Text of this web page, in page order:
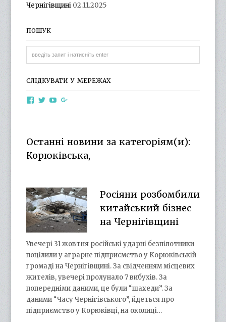
Чернігівщині 02.11.2025
ПОШУК
СЛІДКУВАТИ У МЕРЕЖАХ
ViewViewView
YouTube
Останні новини за категоріям(и):
Корюківська,
Росіяни розбомбили
китайський бізнес
на Чернігівщині
Увечері 31 жовтня російські ударні безпілотники
поцілили у аграрне підприємство у Корюківській
громаді на Чернігівщині. За свідченням місцевих
жителів, увечері пролунало 7 вибухів. За
попередніми даними, це були “шахеди”. За
даними “Часу Чернігівського”, йдеться про
підприємство у Корюківці, на околиці…